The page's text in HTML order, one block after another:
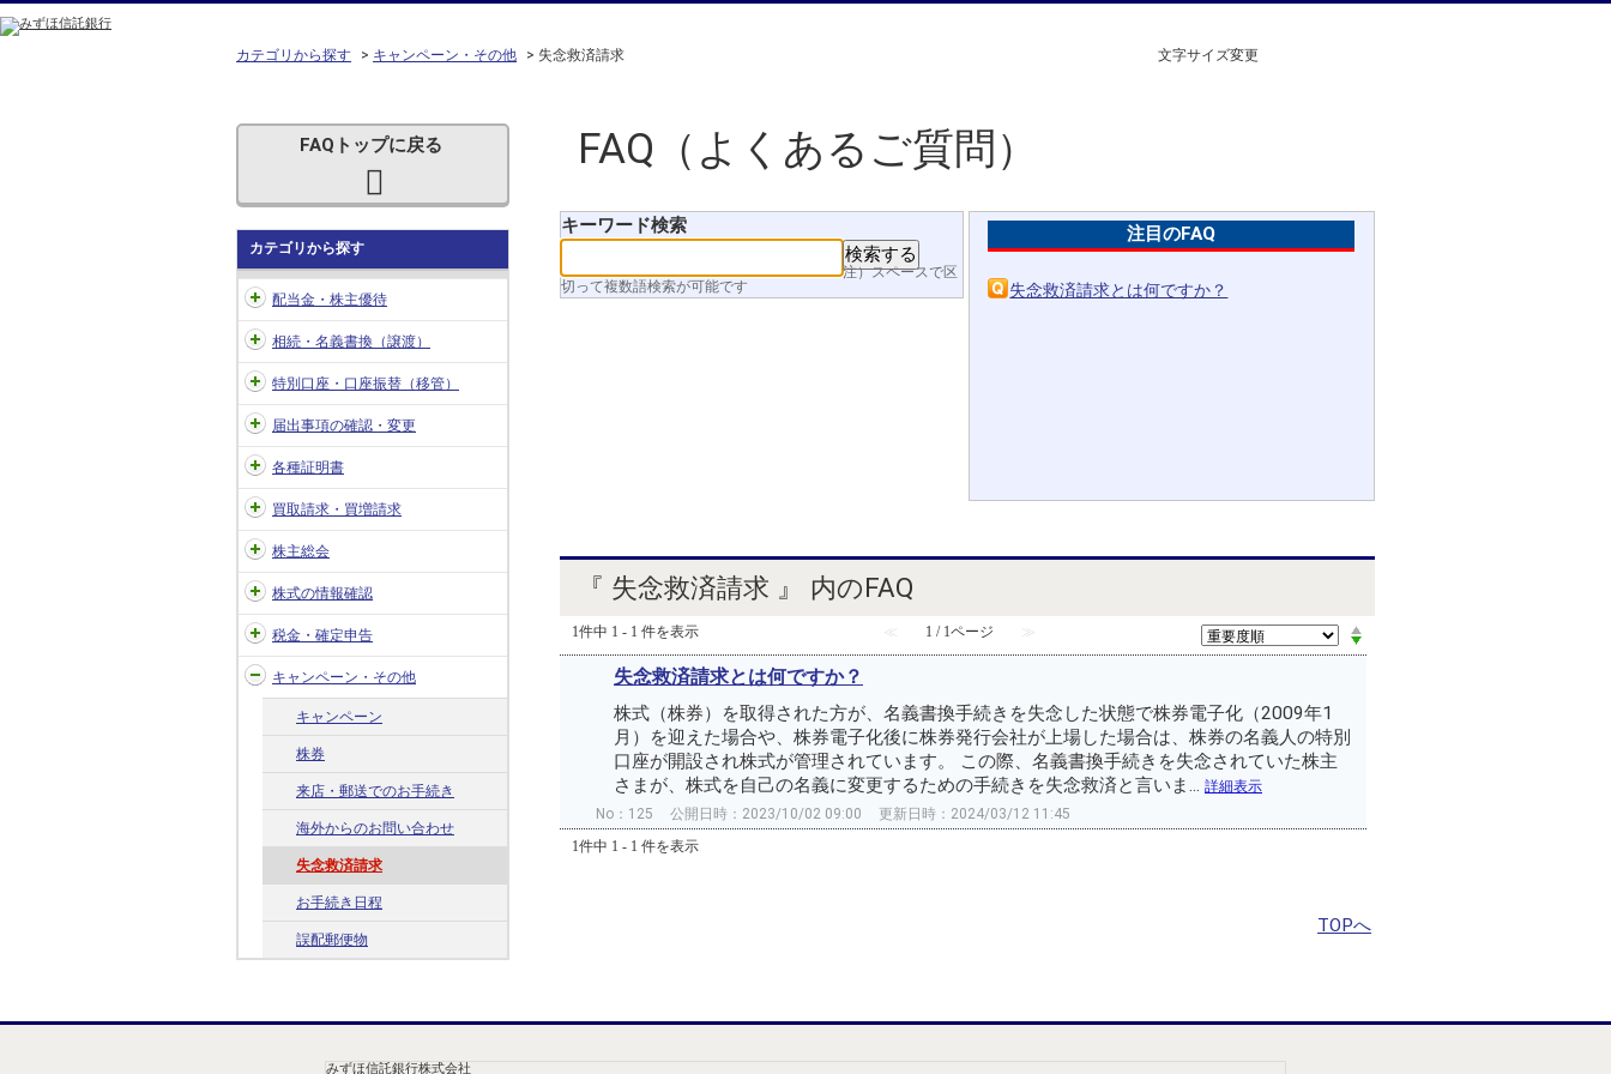
文字サイズ変更
カテゴリから探す > キャンペーン・その他 > 失念救済請求
FAQトップに戻る
カテゴリから探す
配当金・株主優待
相続・名義書換（譲渡）
特別口座・口座振替（移管）
届出事項の確認・変更
各種証明書
買取請求・買増請求
株主総会
株式の情報確認
税金・確定申告
キャンペーン・その他
キャンペーン
株券
来店・郵送でのお手続き
海外からのお問い合わせ
失念救済請求
お手続き日程
誤配郵便物
FAQ（よくあるご質問）
キーワード検索
注）スペースで区
切って複数語検索が可能です
注目のFAQ
失念救済請求とは何ですか？
『 失念救済請求 』 内のFAQ
1件中 1 - 1 件を表示 ≪ 1 / 1ページ ≫
失念救済請求とは何ですか？
株式（株券）を取得された方が、名義書換手続きを失念した状態で株券電子化（2009年1
月）を迎えた場合や、株券電子化後に株券発行会社が上場した場合は、株券の名義人の特別
口座が開設され株式が管理されています。 この際、名義書換手続きを失念されていた株主
さまが、株式を自己の名義に変更するための手続きを失念救済と言いま... 詳細表示
No：125
公開日時：2023/10/02 09:00
更新日時：2024/03/12 11:45
1件中 1 - 1 件を表示
TOPへ
みずほ信託銀行株式会社